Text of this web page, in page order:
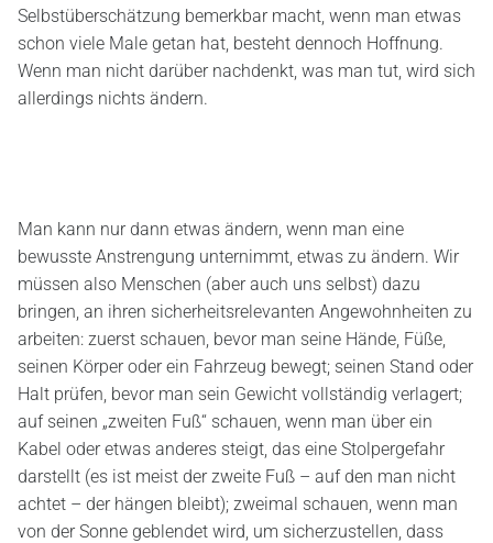
Selbstüberschätzung bemerkbar macht, wenn man etwas
schon viele Male getan hat, besteht dennoch Hoffnung.
Wenn man nicht darüber nachdenkt, was man tut, wird sich
allerdings nichts ändern.
Man kann nur dann etwas ändern, wenn man eine
bewusste Anstrengung unternimmt, etwas zu ändern. Wir
müssen also Menschen (aber auch uns selbst) dazu
bringen, an ihren sicherheitsrelevanten Angewohnheiten zu
arbeiten: zuerst schauen, bevor man seine Hände, Füße,
seinen Körper oder ein Fahrzeug bewegt; seinen Stand oder
Halt prüfen, bevor man sein Gewicht vollständig verlagert;
auf seinen „zweiten Fuß“ schauen, wenn man über ein
Kabel oder etwas anderes steigt, das eine Stolpergefahr
darstellt (es ist meist der zweite Fuß – auf den man nicht
achtet – der hängen bleibt); zweimal schauen, wenn man
von der Sonne geblendet wird, um sicherzustellen, dass